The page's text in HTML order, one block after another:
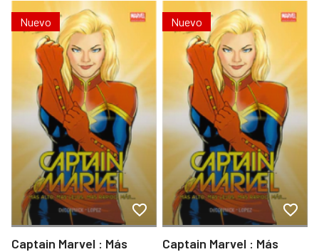
Nuevo
Captain Marvel : Más
Nuevo
Captain Marvel : Más